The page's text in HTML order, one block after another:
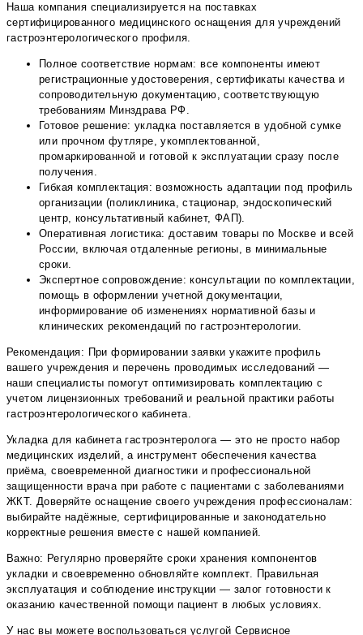
Наша компания специализируется на поставках
сертифицированного медицинского оснащения для учреждений
гастроэнтерологического профиля.
Полное соответствие нормам: все компоненты имеют
регистрационные удостоверения, сертификаты качества и
сопроводительную документацию, соответствующую
требованиям Минздрава РФ.
Готовое решение: укладка поставляется в удобной сумке
или прочном футляре, укомплектованной,
промаркированной и готовой к эксплуатации сразу после
получения.
Гибкая комплектация: возможность адаптации под профиль
организации (поликлиника, стационар, эндоскопический
центр, консультативный кабинет, ФАП).
Оперативная логистика: доставим товары по Москве и всей
России, включая отдаленные регионы, в минимальные
сроки.
Экспертное сопровождение: консультации по комплектации,
помощь в оформлении учетной документации,
информирование об изменениях нормативной базы и
клинических рекомендаций по гастроэнтерологии.
Рекомендация: При формировании заявки укажите профиль
вашего учреждения и перечень проводимых исследований —
наши специалисты помогут оптимизировать комплектацию с
учетом лицензионных требований и реальной практики работы
гастроэнтерологического кабинета.
Укладка для кабинета гастроэнтеролога — это не просто набор
медицинских изделий, а инструмент обеспечения качества
приёма, своевременной диагностики и профессиональной
защищенности врача при работе с пациентами с заболеваниями
ЖКТ. Доверяйте оснащение своего учреждения профессионалам:
выбирайте надёжные, сертифицированные и законодательно
корректные решения вместе с нашей компанией.
Важно: Регулярно проверяйте сроки хранения компонентов
укладки и своевременно обновляйте комплект. Правильная
эксплуатация и соблюдение инструкции — залог готовности к
оказанию качественной помощи пациент в любых условиях.
У нас вы можете воспользоваться услугой Сервисное